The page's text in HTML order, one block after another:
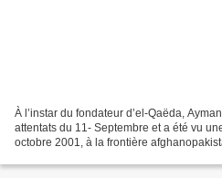
À l’instar du fondateur d’el-Qaëda,
attentats du 11- Septembre et a été vu
octobre 2001, à la frontière